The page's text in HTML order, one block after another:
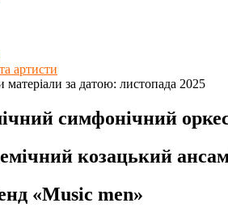
артисти
матеріали за датою: листопада 2025
симфонічний
козацький
«Music men»